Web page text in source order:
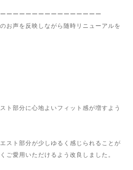
ーーーーーーーーーーーーーーー
お声を反映しながら随時リニューアルを
ト部分に心地よいフィット感が増すよう
スト部分が少しゆるく感じられることが
ご愛用いただけるよう改良しました。